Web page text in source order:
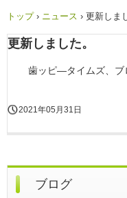
トップ › ニュース › 更新しま
更新しました。
歯ッピ―タイムズ、ブ
2021年05月31日
ブログ